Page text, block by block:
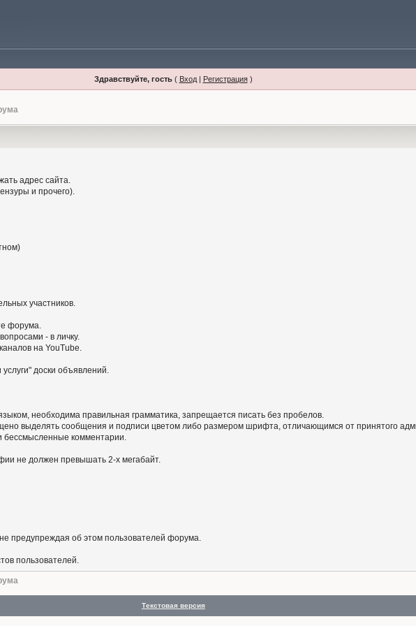
Здравствуйте, гость( Вход| Регистрация)
адрес сайта.
и прочего).
участников.
форума.
- в личку.
на YouTube.
доски объявлений.
необходима правильная грамматика, запрещается писать без пробелов.
выделять сообщения и подписи цветом либо размером шрифта, отличающимся от принятого
бессмысленные комментарии.
не должен превышать 2-х мегабайт.
предупреждая об этом пользователей форума.
пользователей.
Текстовая версия